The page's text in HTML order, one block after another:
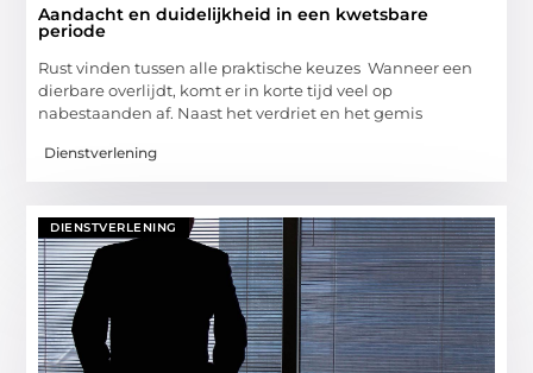
Aandacht en duidelijkheid in een kwetsbare
periode
Rust vinden tussen alle praktische keuzes Wanneer een
dierbare overlijdt, komt er in korte tijd veel op
nabestaanden af. Naast het verdriet en het gemis
Dienstverlening
DIENSTVERLENING